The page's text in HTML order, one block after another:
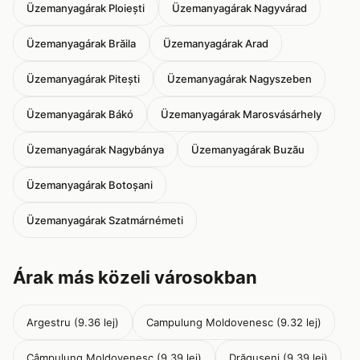
Üzemanyagárak Ploiești Üzemanyagárak Nagyvárad
Üzemanyagárak Brăila Üzemanyagárak Arad
Üzemanyagárak Pitești Üzemanyagárak Nagyszeben
Üzemanyagárak Bákó Üzemanyagárak Marosvásárhely
Üzemanyagárak Nagybánya Üzemanyagárak Buzău
Üzemanyagárak Botoșani
Üzemanyagárak Szatmárnémeti
Árak más közeli városokban
Argestru (9.36 lej) Campulung Moldovenesc (9.32 lej)